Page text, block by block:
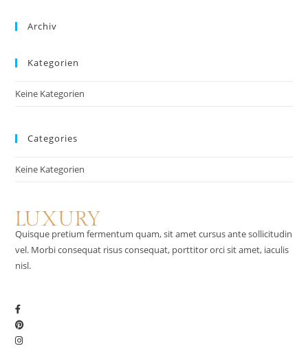
Archiv
Kategorien
Keine Kategorien
Categories
Keine Kategorien
Quisque pretium fermentum quam, sit amet cursus ante sollicitudin
vel. Morbi consequat risus consequat, porttitor orci sit amet, iaculis
nisl.